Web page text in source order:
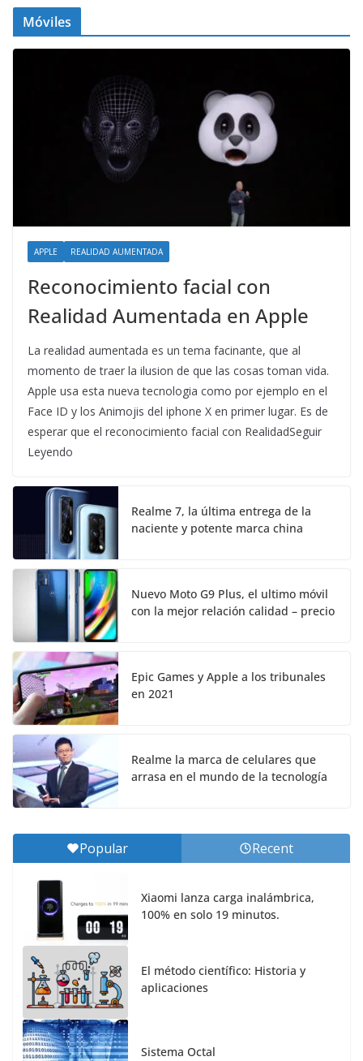
Móviles
APPLE REALIDAD AUMENTADA
Reconocimiento facial con
Realidad Aumentada en Apple
La realidad aumentada es un tema facinante, que al
momento de traer la ilusion de que las cosas toman vida.
Apple usa esta nueva tecnologia como por ejemplo en el
Face ID y los Animojis del iphone X en primer lugar. Es de
esperar que el reconocimiento facial con RealidadSeguir
Leyendo
Realme 7, la última entrega de la
naciente y potente marca china
Nuevo Moto G9 Plus, el ultimo móvil
con la mejor relación calidad – precio
Epic Games y Apple a los tribunales
en 2021
Realme la marca de celulares que
arrasa en el mundo de la tecnología
Popular Recent
Xiaomi lanza carga inalámbrica,
100% en solo 19 minutos.
El método científico: Historia y
aplicaciones
Sistema Octal